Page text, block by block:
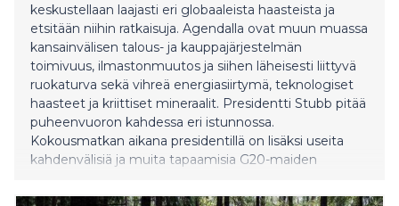
keskustellaan laajasti eri globaaleista haasteista ja
etsitään niihin ratkaisuja. Agendalla ovat muun muassa
kansainvälisen talous- ja kauppajärjestelmän
toimivuus, ilmastonmuutos ja siihen läheisesti liittyvä
ruokaturva sekä vihreä energiasiirtymä, teknologiset
haasteet ja kriittiset mineraalit. Presidentti Stubb pitää
puheenvuoron kahdessa eri istunnossa.
Kokousmatkan aikana presidentillä on lisäksi useita
kahdenvälisiä ja muita tapaamisia G20-maiden
kuuluu elinkeinoministeri Sakari Puisto. Kyseessä on